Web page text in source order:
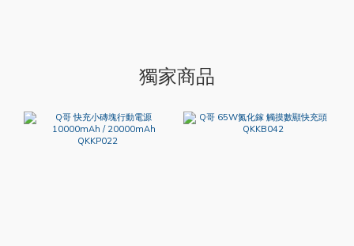
獨家商品